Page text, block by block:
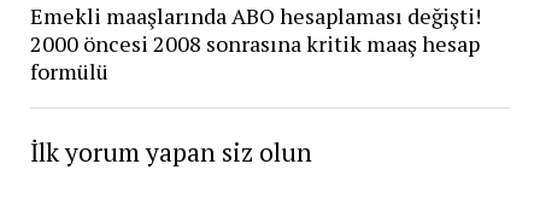
Emekli maaşlarında ABO hesaplaması değişti!
2000 öncesi 2008 sonrasına kritik maaş hesap
formülü
İlk yorum yapan siz olun